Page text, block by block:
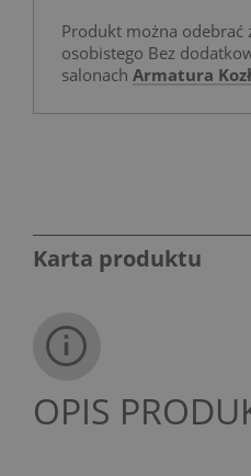
Produkt można odebrać
osobistego Bez
salonach Armatura
Karta produktu
OPIS